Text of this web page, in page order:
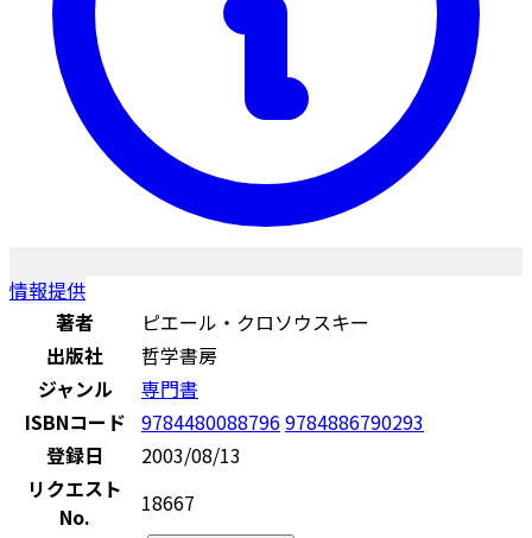
情報提供
著者
ピエール・クロソウスキー
出版社
哲学書房
ジャンル
専門書
ISBNコード 97844800887969784886790293
登録日
2003/08/13
リクエスト
No.
18667